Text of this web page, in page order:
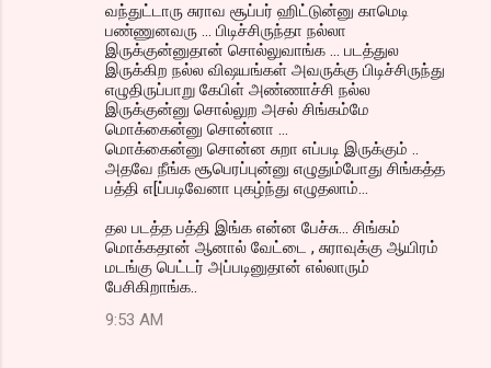
வந்துட்டாரு சுராவ சூப்பர் ஹிட்டுன்னு காமெடி
பண்ணுனவரு ... பிடிச்சிருந்தா நல்லா
இருக்குன்னுதான் சொல்லுவாங்க ... படத்துல
இருக்கிற நல்ல விஷயங்கள் அவருக்கு பிடிச்சிருந்து
எழுதிருப்பாறு கேபிள் அண்ணாச்சி நல்ல
இருக்குன்னு சொல்லுற அசல் சிங்கம்மே
மொக்கைன்னு சொன்னா ...
மொக்கைன்னு சொன்ன சுறா எப்படி இருக்கும் ..
அதவே நீங்க சூபெரப்புன்னு எழுதும்போது சிங்கத்த
பத்தி எ[ப்படிவேனா புகழ்ந்து எழுதலாம்...
தல படத்த பத்தி இங்க என்ன பேச்சு... சிங்கம்
மொக்கதான் ஆனால் வேட்டை , சுராவுக்கு ஆயிரம்
மடங்கு பெட்டர் அப்படினுதான் எல்லாரும்
பேசிகிறாங்க..
9:53 AM